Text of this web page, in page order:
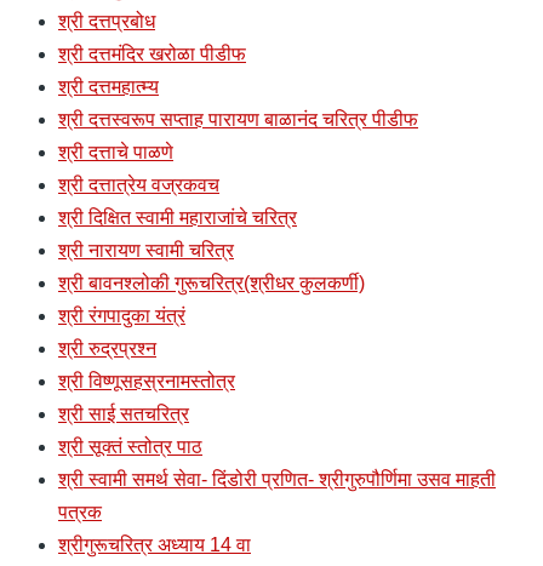
श्री दत्तप्रबोध
श्री दत्तमंदिर खरोळा पीडीफ
श्री दत्तमहात्म्य
श्री दत्तस्वरूप सप्ताह पारायण बाळानंद चरित्र पीडीफ
श्री दत्ताचे पाळणे
श्री दत्तात्रेय वज्रकवच
श्री दिक्षित स्वामी महाराजांचे चरित्र
श्री नारायण स्वामी चरित्र
श्री बावनश्लोकी गुरूचरित्र(श्रीधर कुलकर्णी)
श्री रंगपादुका यंत्रं
श्री रुद्रप्रश्न
श्री विष्णूसहस्रनामस्तोत्र
श्री साई सतचरित्र
श्री सूक्तं स्तोत्र पाठ
श्री स्वामी समर्थ सेवा- दिंडोरी प्रणित- श्रीगुरुपौर्णिमा उसव माहती
पत्रक
श्रीगुरूचरित्र अध्याय 14 वा